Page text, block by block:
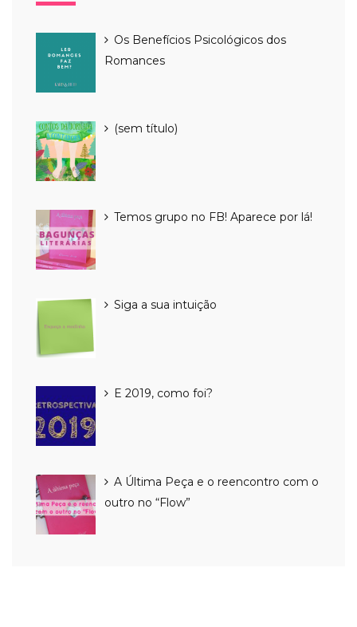
Os Benefícios Psicológicos dos
Romances
(sem título)Post
Temos grupo no FB! Aparece por lá!
Siga a sua intuição
E 2019, como foi?
A Última Peça e o reencontro com o
outro no “Flow”